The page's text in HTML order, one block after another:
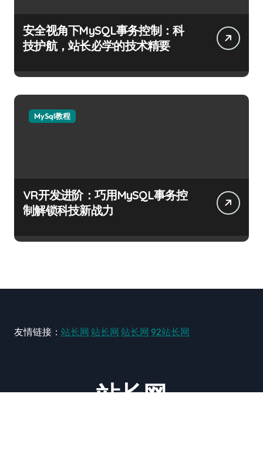
安全视角下MySQL事务控制：科
技护航，站长必学的技术精要
MySql教程
VR开发进阶：巧用MySQL事务控
制解锁科技新战力
友情链接： 站长网 站长网 站长网 92站长网
站长网